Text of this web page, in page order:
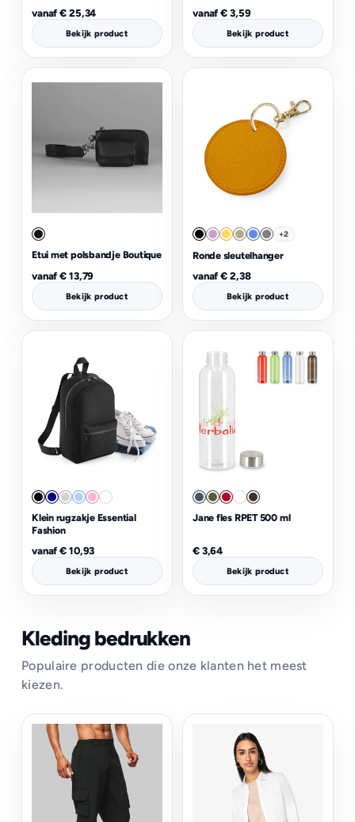
vanaf€ 25,34
Bekijk product
vanaf€ 3,59
Bekijk product
Etui met polsbandje Boutique
vanaf€ 13,79
Bekijk product
+2
Ronde sleutelhanger
vanaf€ 2,38
Bekijk product
Klein rugzakje Essential
Fashion
vanaf€ 10,93
Bekijk product
Jane fles RPET 500 ml
€3,64
Bekijk product
Kleding bedrukken
Populaire producten die onze klanten het meest
kiezen.